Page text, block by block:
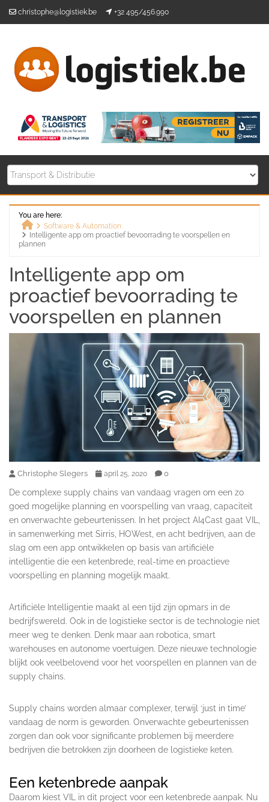
christophe@logistiek.be +32 495/456.990
You are here:
Home
Software & Automation
Intelligente app om proactief bevoorrading te voorspellen en
plannen
Intelligente app om
proactief bevoorrading te
voorspellen en plannen
Christophe Slegers april 25, 2020 0
De complexe supply chains van vandaag vragen om een zo
goed mogelijke planning en voorspelling van vraag, capaciteit
en onverwachte gebeurtenissen. In het project AI4Cast gaat VIL,
in samenwerking met Sirris, HOWest, en acht bedrijven, aan de
slag om een app ontwikkelen op basis van artificiële
intelligentie die een ketenbrede, real-time en proactieve
voorspelling en planning mogelijk maakt.
Artificiële Intelligentie maakt al een tijd zijn opmars in de
bedrijfswereld. Ook in de logistieke sector is de technologie niet
meer weg te denken. Denk maar aan robotica, smart
warehouses en autonome voertuigen. Deze nieuwe technologie
blijkt ook veelbelovend voor het voorspellen en plannen van de
supply chains.
Supply chains worden almaar complexer, terwijl ‘just in time’
vandaag de norm is geworden. Onverwachte gebeurtenissen
zorgen dan ook voor significante problemen bij meerdere
bedrijven die betrokken zijn doorheen de logistieke keten.
Een ketenbrede aanpak
Daarom kiest VIL in dit project voor een ketenbrede aanpak. Nu